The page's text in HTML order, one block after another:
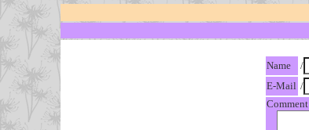
Name
/
E-Mail /
Comment